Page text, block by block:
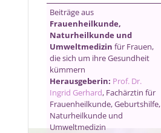
Beiträge aus
Frauenheilkunde,
Naturheilkunde und
Umweltmedizin für Frauen,
die sich um ihre Gesundheit
kümmern
Herausgeberin: Prof. Dr.
Ingrid Gerhard, Fachärztin für
Frauenheilkunde, Geburtshilfe,
Naturheilkunde und
Umweltmedizin